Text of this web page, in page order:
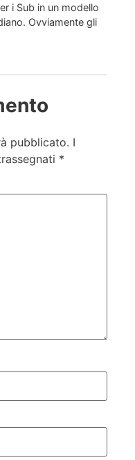
i Sub in un modello
Ovviamente gli
pubblicato. I
*